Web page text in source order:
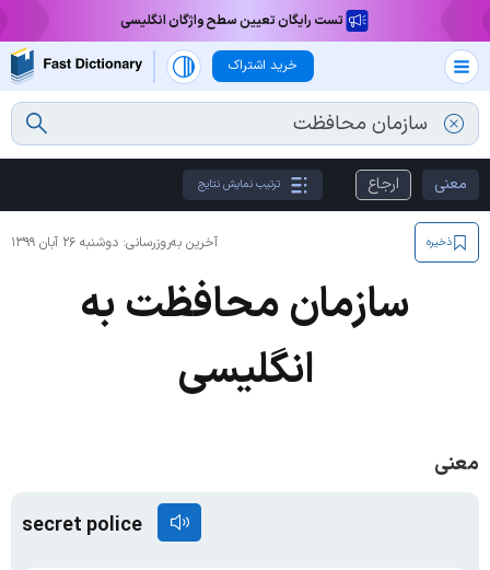
تست رایگان تعیین سطح واژگان انگلیسی
خرید اشتراک
معنی ارجاع ترتیب نمایش نتایج
آخرین به‌روزرسانی: دوشنبه ۲۶ آبان ۱۳۹۹ ذخیره
سازمان محافظت به
انگلیسی
معنی
secret police